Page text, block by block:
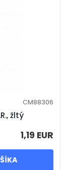
žltý
CM88306
1,19 EUR